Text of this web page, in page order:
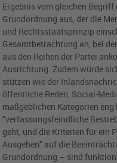
Ergebnis vom gleichen
Grundordnung aus, der die
und Rechtsstaatsprinzip
Gesamtbetrachtung an, bei
aus den Reihen der Partei
Ausrichtung. Zudem würde
stützen wie der
öffentliche Reden, Social-
maßgeblichen Kategorien eng
"verfassungsfeindliche
geht, und die Kriterien für ein
Ausgehen" auf die
Grundordnung – sind